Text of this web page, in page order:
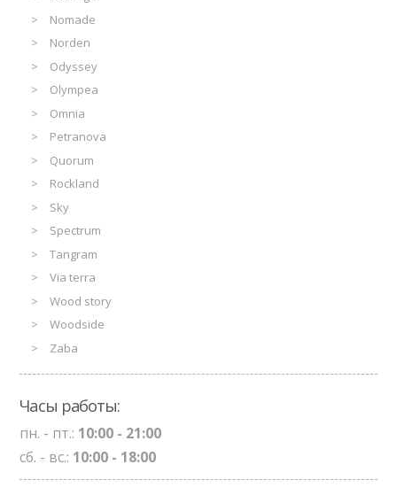
Nomade
Norden
Odyssey
Olympea
Omnia
Petranova
Quorum
Rockland
Sky
Spectrum
Tangram
Via terra
Wood story
Woodside
Zaba
Часы работы:
пн. - пт.: 10:00 - 21:00
сб. - вс.: 10:00 - 18:00